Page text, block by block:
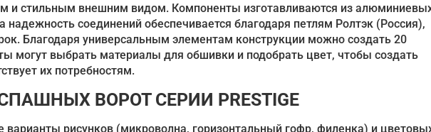
и стильным внешним видом. Компоненты изготавливаются из
соединений обеспечивается благодаря петлям Ролтэк (Россия),
Благодаря универсальным элементам конструкции можно создать 20
могут выбрать материалы для обшивки и подобрать цвет, чтобы создать
их потребностям.
ВОРОТ СЕРИИ PRESTIGE
варианты рисунков (микроволна, горизонтальный гофр, филенка) и